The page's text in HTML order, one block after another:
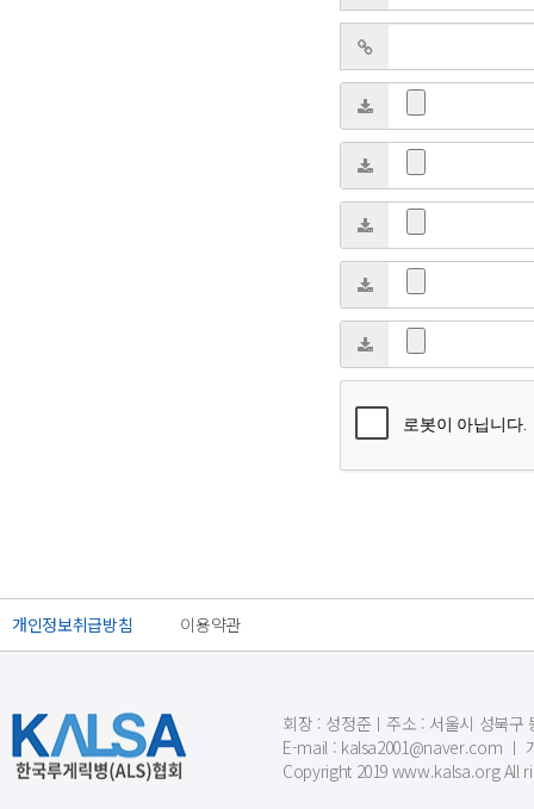
개인정보취급방침 이용약관
회장 : 성정준ㅣ주소 : 서울시 성북구
E-mail : kalsa2001@naver.com ㅣ
Copyright 2019 www.kalsa.org All